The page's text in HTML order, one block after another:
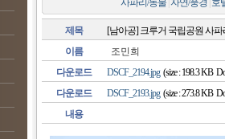
사파리/동물 자연/풍경 호
제목
[남아공] 크루거 국립공원 사파
이름
조민희
다운로드
DSCF_2194.jpg(size : 198.3 KB
다운로드
DSCF_2193.jpg(size : 273.8 KB
내용